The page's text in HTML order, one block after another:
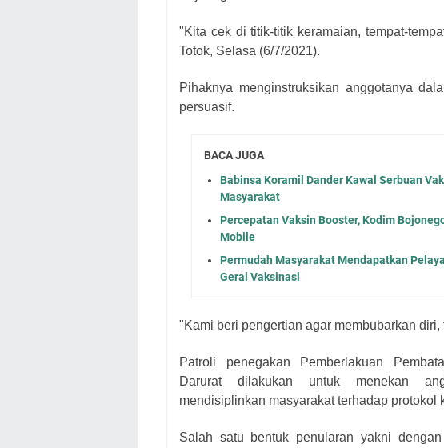
"Kita cek di titik-titik keramaian, tempat-
Totok, Selasa (6/7/2021).
Pihaknya menginstruksikan anggotanya
persuasif.
BACA JUGA
Babinsa Koramil Dander Kawal Serbuan
Masyarakat
Percepatan Vaksin Booster, Kodim
Mobile
Permudah Masyarakat Mendapatkan
Gerai Vaksinasi
"Kami beri pengertian agar membubarkan
Patroli penegakan Pemberlakuan
Darurat dilakukan untuk menekan
mendisiplinkan masyarakat terhadap protokol
Salah satu bentuk penularan yakni